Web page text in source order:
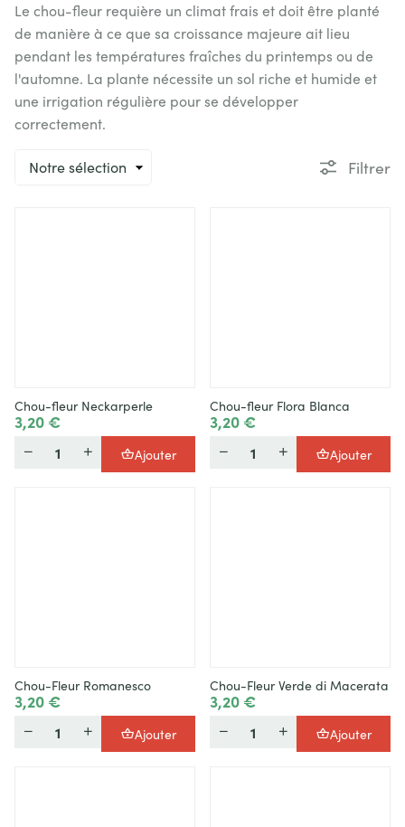
Le chou-fleur requière un climat frais et doit être planté
de manière à ce que sa croissance majeure ait lieu
pendant les températures fraîches du printemps ou de
l'automne. La plante nécessite un sol riche et humide et
une irrigation régulière pour se développer
correctement.
Filtrer
Chou-fleur Neckarperle
3,20 €
Ajouter
Chou-fleur Flora Blanca
3,20 €
Ajouter
Chou-Fleur Romanesco
3,20 €
Ajouter
Chou-Fleur Verde di Macerata
3,20 €
Ajouter